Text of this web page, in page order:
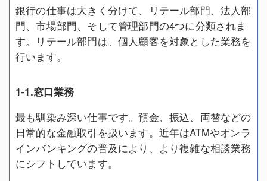
銀行の仕事は大きく分けて、リテール部門、法人部
門、市場部門、そして管理部門の4つに分類されま
す。リテール部門は、個人顧客を対象とした業務を
行います。
1-1.窓口業務
最も馴染み深い仕事です。預金、振込、両替などの
日常的な金融取引を扱います。近年はATMやオンラ
インバンキングの普及により、より複雑な相談業務
にシフトしています。